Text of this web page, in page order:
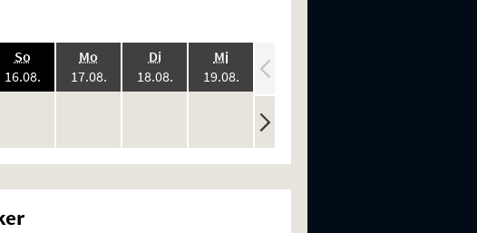
So.,
16.08.2026:
Mo
17.08.2026:
Di.,
18.08.2026:
Mi.,
19.08.2026:
Vorstellungen
20.08.
Vorstellungen